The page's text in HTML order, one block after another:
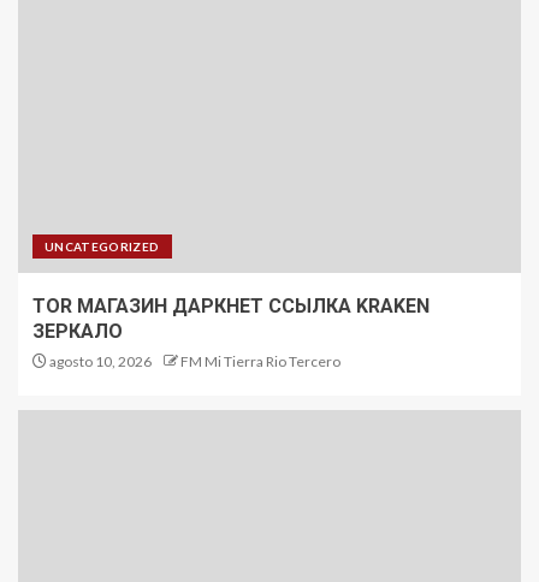
UNCATEGORIZED
TOR МАГАЗИН ДАРКНЕТ ССЫЛКА KRAKEN
ЗЕРКАЛО
agosto 10, 2026 FM Mi Tierra Rio Tercero